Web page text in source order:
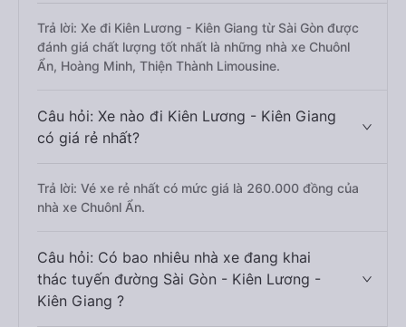
Trả lời: Xe đi Kiên Lương - Kiên Giang từ Sài Gòn được
đánh giá chất lượng tốt nhất là những nhà xe Chuônl
Ẩn, Hoàng Minh, Thiện Thành Limousine.
Câu hỏi: Xe nào đi Kiên Lương - Kiên Giang
có giá rẻ nhất?
Trả lời: Vé xe rẻ nhất có mức giá là 260.000 đồng của
nhà xe Chuônl Ẩn.
Câu hỏi: Có bao nhiêu nhà xe đang khai
thác tuyến đường Sài Gòn - Kiên Lương -
Kiên Giang ?